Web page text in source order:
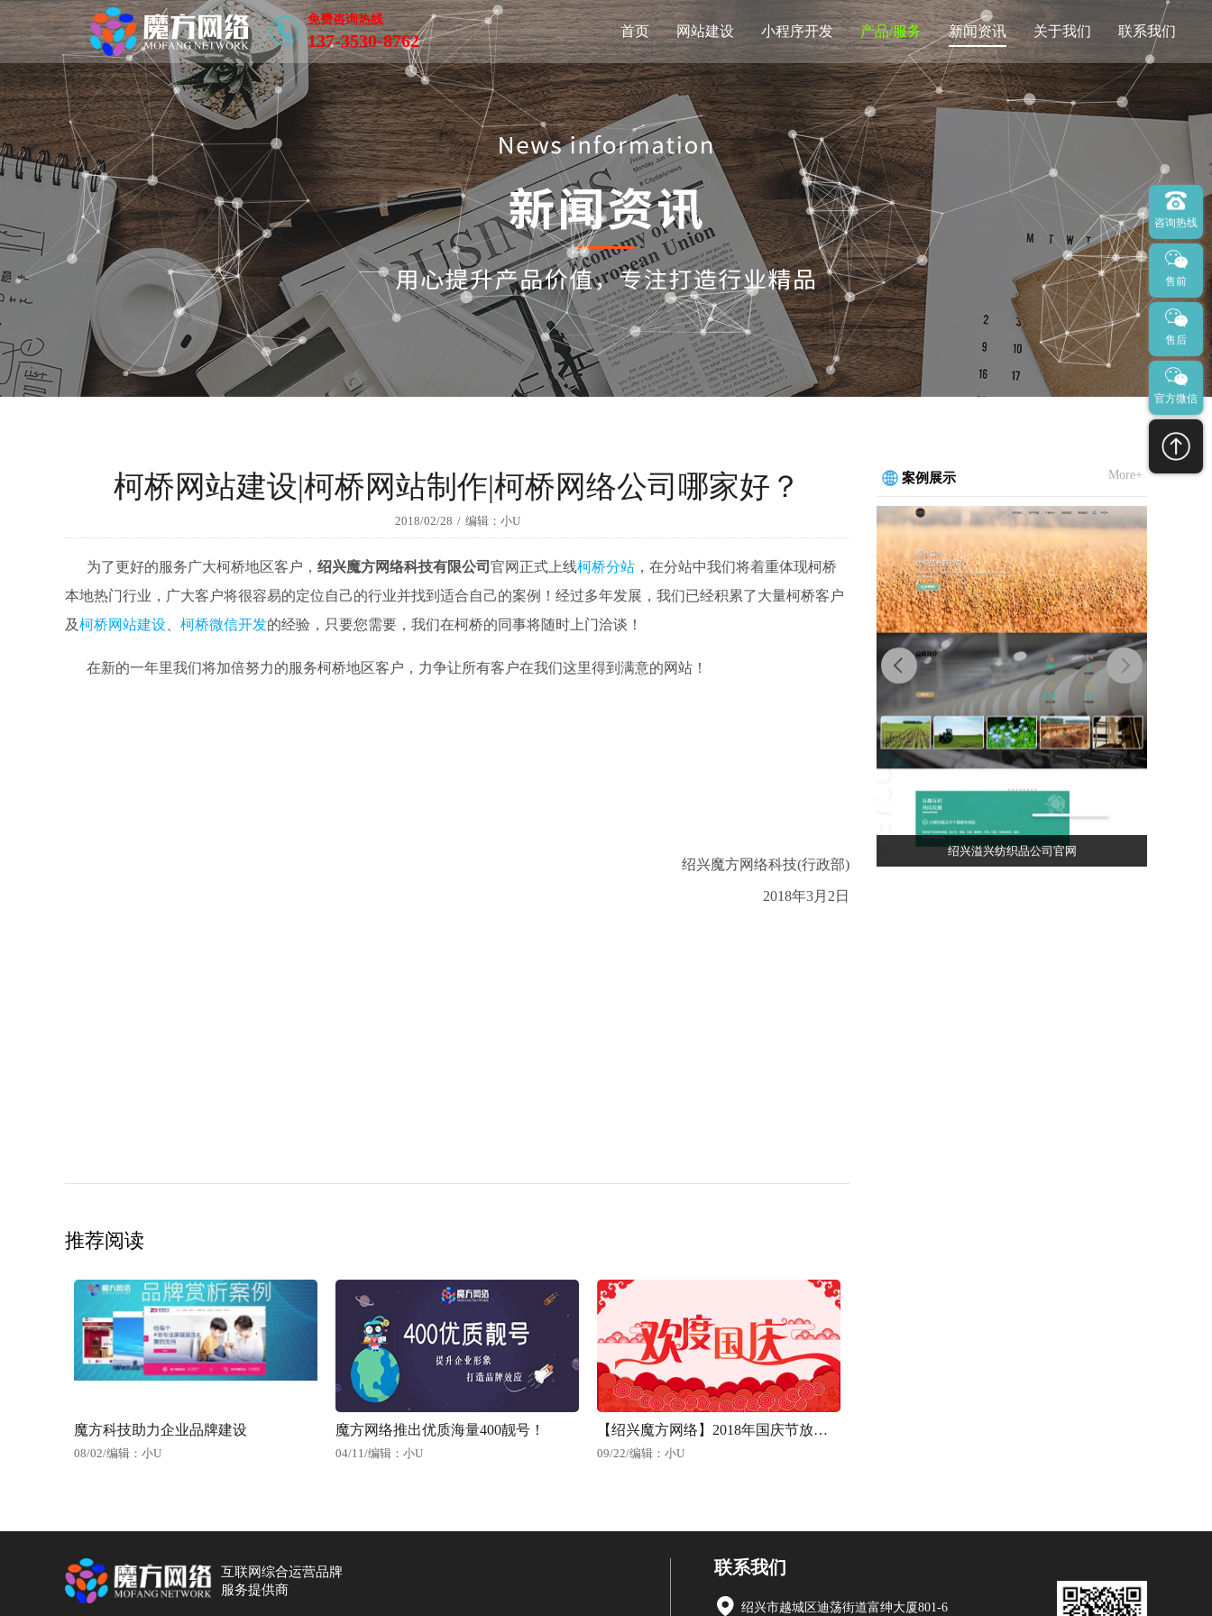
免费咨询热线
137-3530-8762 首页 网站建设 小程序开发 产品/服务
亿企道拍卖
SEO优化
400电话
网站托管
新闻资讯 关于我们 联系我们
柯桥网站建设|柯桥网站制作|柯桥网络公司哪家好？
2018/02/28 / 编辑：小U
为了更好的服务广大柯桥地区客户， 绍兴魔方网络科技有限公司 官网正式上线柯桥分站 ，在分站中我们将着重体现柯桥
本地热门行业，广大客户将很容易的定位自己的行业并找到适合自己的案例！经过多年发展，我们已经积累了大量柯桥客户
及柯桥网站建设 柯桥微信开发的经验，只要您需要，我们在柯桥的同事将随时上门洽谈！
在新的一年里我们将加倍努力的服务柯桥地区客户，力争让所有客户在我们这里得到满意的网站！
绍兴魔方网络科技(行政部)
2018年3月2日
推荐阅读
魔方科技助力企业品牌建设
08/02/编辑：小U
魔方网络推出优质海量400靓号！
04/11/编辑：小U
【绍兴魔方网络】2018年国庆节放假通知
09/22/编辑：小U
案例展示 More+
绍兴溢兴纺织品公司官网
互联网综合运营品牌
服务提供商
联系我们
绍兴市越城区迪荡街道富绅大厦801-6
咨询热线
售前
售后
官方微信